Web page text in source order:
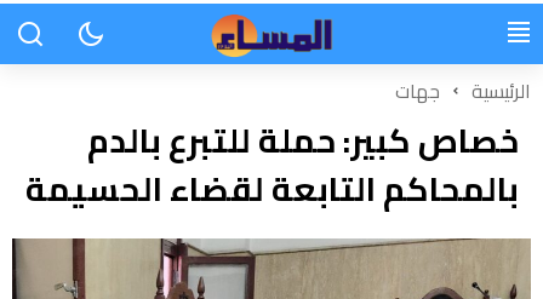
الرئيسية جهات
خصاص كبير: حملة للتبرع بالدم
بالمحاكم التابعة لقضاء الحسيمة